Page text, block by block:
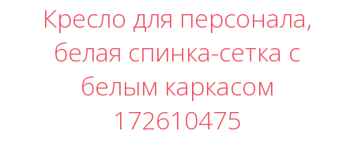
Кресло для персонала,
белая спинка-сетка с
белым каркасом
172610475